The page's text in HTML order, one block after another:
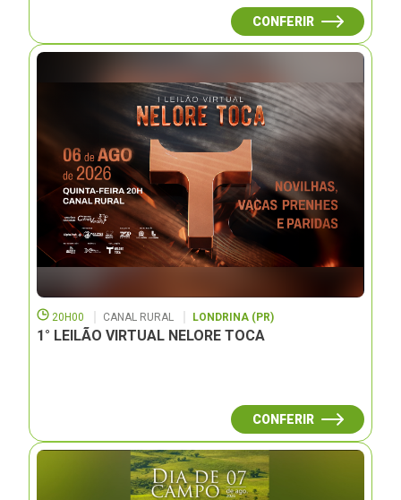
CONFERIR
20H00 CANAL RURAL LONDRINA (PR)
1° LEILÃO VIRTUAL NELORE TOCA
CONFERIR